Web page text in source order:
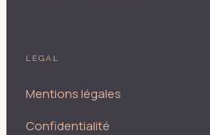
LÉGAL
Mentions légales
Confidentialité